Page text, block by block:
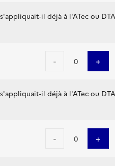
il déjà à l'ATec ou DTA
- 0 +
il déjà à l'ATec ou DTA
- 0 +